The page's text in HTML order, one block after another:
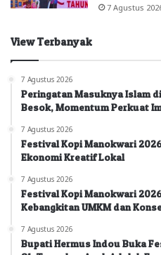
7 Agustus
View Terbanyak
7 Agustus 2026
Peringatan Masuknya Islam
Besok, Momentum Perkuat
7 Agustus 2026
Festival Kopi Manokwari
Ekonomi Kreatif Lokal
7 Agustus 2026
Festival Kopi Manokwari
Kebangkitan UMKM dan
7 Agustus 2026
Bupati Hermus Indou Buka